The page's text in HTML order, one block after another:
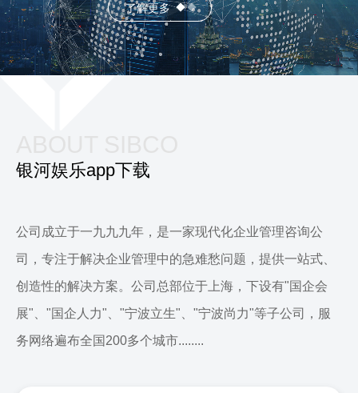
了解更多
银河娱乐app下载
公司成立于一九九九年，是一家现代化企业管理咨询公
司，专注于解决企业管理中的急难愁问题，提供一站式、
创造性的解决方案。公司总部位于上海，下设有"国企会
展"、"国企人力"、"宁波立生"、"宁波尚力"等子公司，服
务网络遍布全国200多个城市........